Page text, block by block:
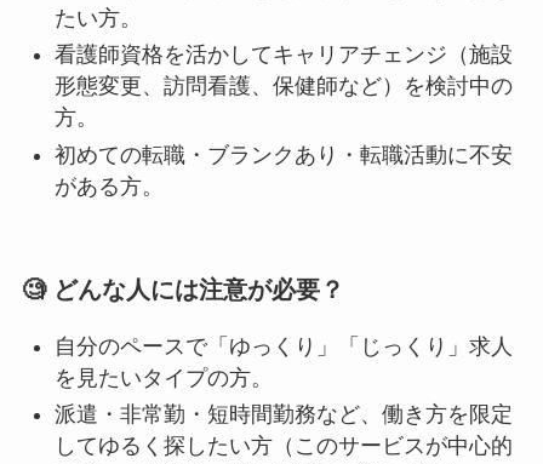
たい方。
看護師資格を活かしてキャリアチェンジ（施設
形態変更、訪問看護、保健師など）を検討中の
方。
初めての転職・ブランクあり・転職活動に不安
がある方。
🧐 どんな人には注意が必要？
自分のペースで「ゆっくり」「じっくり」求人
を見たいタイプの方。
派遣・非常勤・短時間勤務など、働き方を限定
してゆるく探したい方（このサービスが中心的